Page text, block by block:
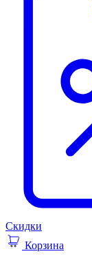
Скидки
Корзина